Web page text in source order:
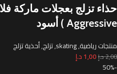
Aggressive ) أسود
منتجات رياضية,
skating
,تزلج,أحذية تزلج
2,00د.إ1,00د.إ
-50%